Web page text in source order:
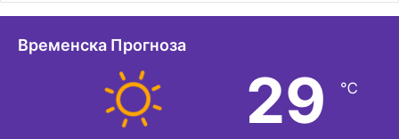
тВременска Прогноза
29 ℃